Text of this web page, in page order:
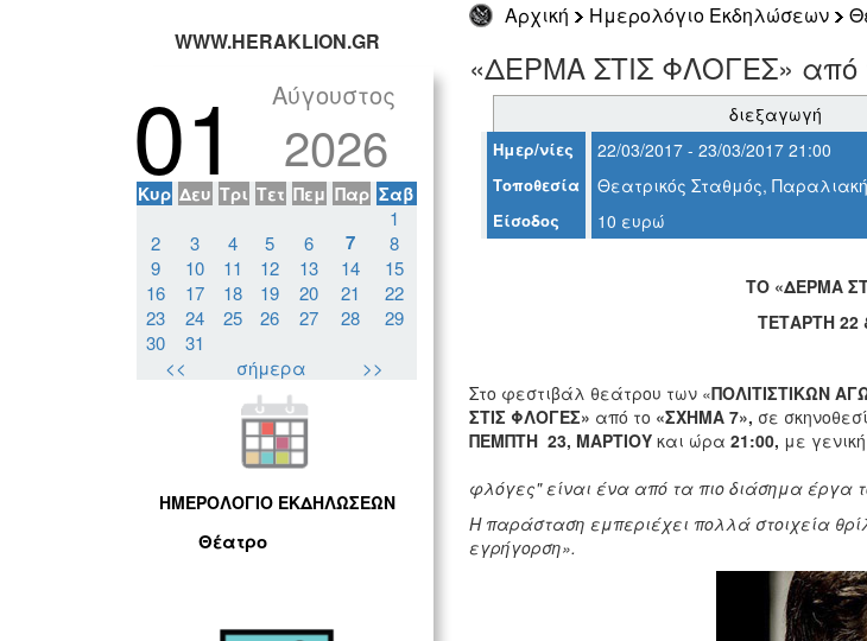
Αρχική Ημερολόγιο Εκδηλώσεων
WWW.HERAKLION.GR
01 Αύγουστος
2026
Κυρ Δευ Τρι Τετ Πεμ Παρ Σαβ
1
2
3 4 5 6 7
8
9
10 11 12 13 14
15
16
17 18 19 20 21
22
23
24 25 26 27 28
29
30
31
<<
σήμερα >>
ΗΜΕΡΟΛΟΓΙΟ ΕΚΔΗΛΩΣΕΩΝ
Θέατρο
«ΔΕΡΜΑ ΣΤΙΣ ΦΛΟΓΕΣ» από
διεξαγωγή
Ημερ/νίες 22/03/2017 - 23/03/2017 21:00
Τοποθεσία Θεατρικός Σταθμός,
Είσοδος 10 ευρώ
ΤΟ «ΔΕΡΜΑ
ΤΕΤΑΡΤΗ 22
Στο φεστιβάλ θεάτρου των «ΠΟΛΙΤΙΣΤΙΚΩΝ
ΣΤΙΣ ΦΛΟΓΕΣ» από το «ΣΧΗΜΑ 7», σε
ΠΕΜΠΤΗ 23, ΜΑΡΤΙΟΥ και ώρα 21:00, με
φλόγες" είναι ένα από τα πιο διάσημα
Η παράσταση εμπεριέχει πολλά στοιχεία
εγρήγορση».